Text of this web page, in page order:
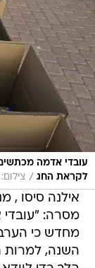
עובדי אדמה
לקראת החג /
אילנה סיסו ,
מסרה:
מחדש כי
השנה, למרות